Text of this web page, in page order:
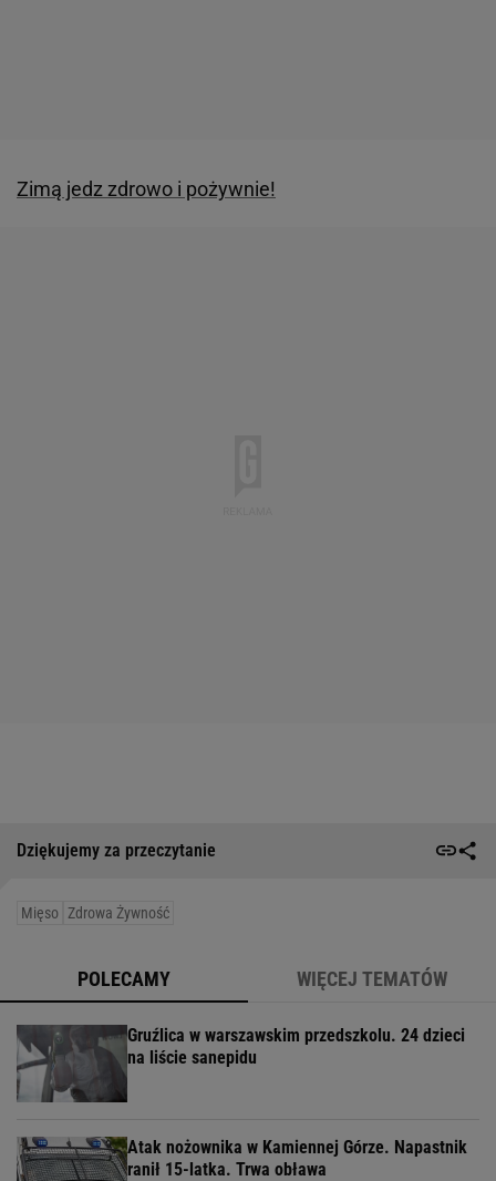
Zimą jedz zdrowo i pożywnie!
Dziękujemy za przeczytanie
Mięso Zdrowa Żywność
POLECAMY WIĘCEJ TEMATÓW
Gruźlica w warszawskim przedszkolu. 24 dzieci
na liście sanepidu
Atak nożownika w Kamiennej Górze. Napastnik
ranił 15-latka. Trwa obława